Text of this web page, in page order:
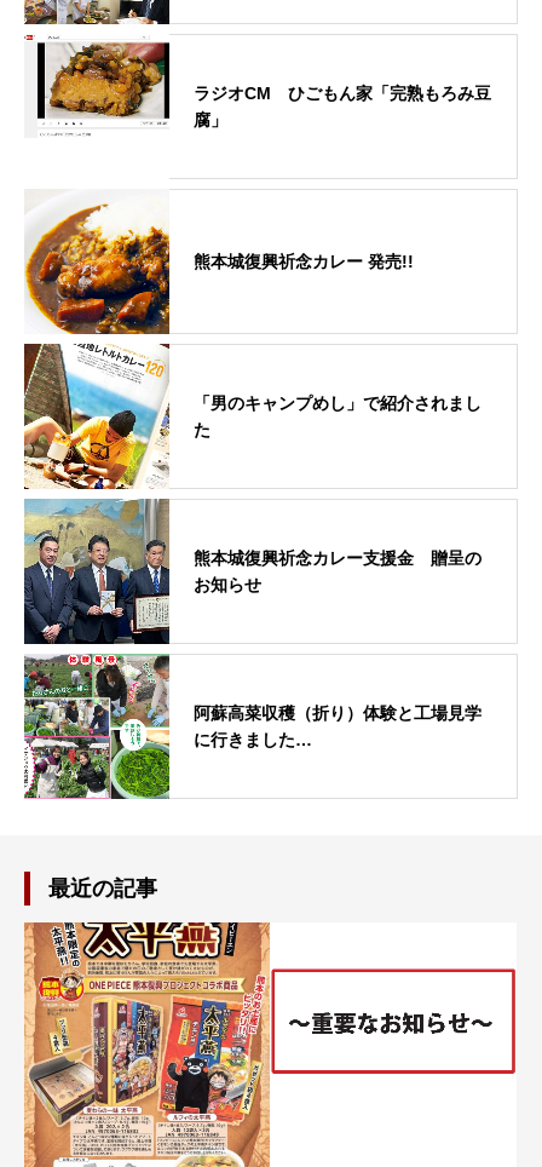
ラジオCM ひごもん家「完熟もろみ豆
腐」
熊本城復興祈念カレー 発売!!
「男のキャンプめし」で紹介されまし
た
熊本城復興祈念カレー支援金 贈呈の
お知らせ
阿蘇高菜収穫（折り）体験と工場見学
に行きました…
最近の記事